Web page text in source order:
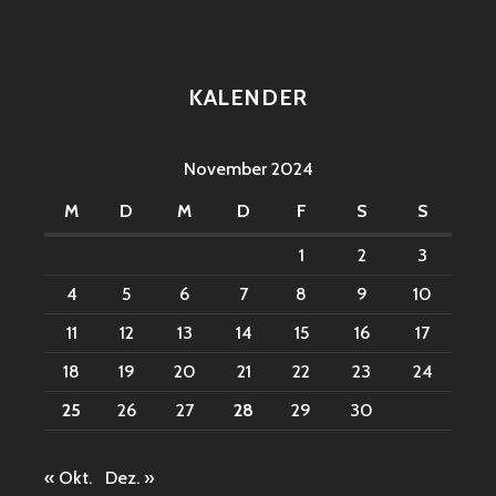
KALENDER
November 2024
M
D M D F S S
1 2
3
4
5 6 7 8 9
10
11
12 13 14 15 16
17
18
19 20 21 22 23
24
25
26 27 28 29 30
« Okt. Dez. »